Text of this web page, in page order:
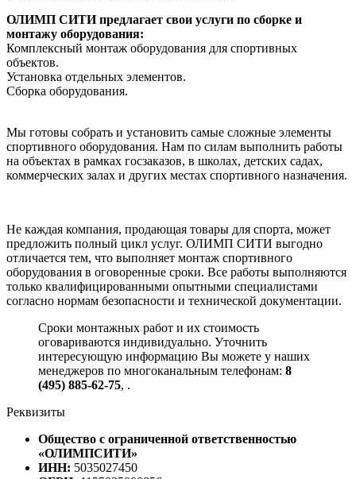
ОЛИМП СИТИ предлагает свои услуги по сборке и
монтажу оборудования:
Комплексный монтаж оборудования для спортивных
объектов.
Установка отдельных элементов.
Сборка оборудования.
Мы готовы собрать и установить самые сложные элементы
спортивного оборудования. Нам по силам выполнить работы
на объектах в рамках госзаказов, в школах, детских садах,
коммерческих залах и других местах спортивного назначения.
Не каждая компания, продающая товары для спорта, может
предложить полный цикл услуг. ОЛИМП СИТИ выгодно
отличается тем, что выполняет монтаж спортивного
оборудования в оговоренные сроки. Все работы выполняются
только квалифицированными опытными специалистами
согласно нормам безопасности и технической документации.
Сроки монтажных работ и их стоимость
оговариваются индивидуально. Уточнить
интересующую информацию Вы можете у наших
менеджеров по многоканальным телефонам: 8
(495) 885-62-75, .
Реквизиты
Общество с ограниченной ответственностью
«ОЛИМПСИТИ»
ИНН: 5035027450